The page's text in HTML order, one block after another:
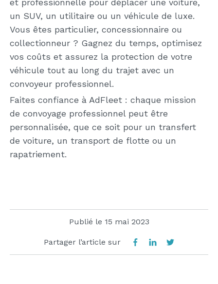
et professionnelle pour déplacer une voiture,
un SUV, un utilitaire ou un véhicule de luxe.
Vous êtes particulier, concessionnaire ou
collectionneur ? Gagnez du temps, optimisez
vos coûts et assurez la protection de votre
véhicule tout au long du trajet avec un
convoyeur professionnel.
Faites confiance à AdFleet : chaque mission
de convoyage professionnel peut être
personnalisée, que ce soit pour un transfert
de voiture, un transport de flotte ou un
rapatriement.
Publié le 15 mai 2023
Partager l’article sur